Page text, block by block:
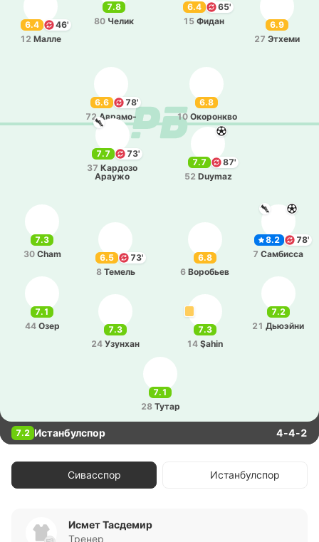
6.4
46'
12 Малле
6.9
27 Этхеми
7.8
80 Челик
6.4
65'
15 Фидан
6.6
78'
72 Авра­мо­
вски
6.8
10 Око­ро­нкво
7.1
28 Тутар
7.2
21 Дьюэй­ни
7.3
24 Узу­нхан
7.1
44 Озер
7.3
14 Şahin
6.5
73'
8 Темель
8.2
78'
7 Са­мби­сса
6.8
6 Во­ро­бьев
7.3
30 Cham
7.7
87'
52 Duymaz
7.7
73'
37 Ка­рдо­зо
Араужо
7.2 Истанбулспор 4-4-2
Сивасспор Истанбулспор
Исмет Тасдемир
Тренер